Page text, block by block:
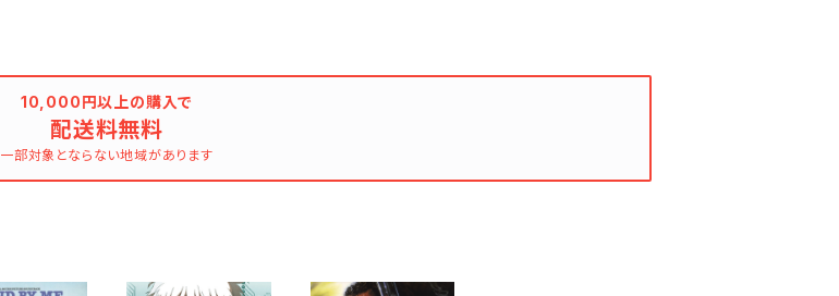
10,000円以上の購入で
配送料無料
一部対象とならない地域があります